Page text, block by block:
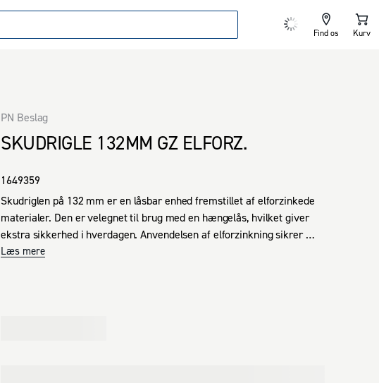
Find os Kurv
SKUDRIGLE 132MM GZ ELFORZ.
PN Beslag
1649359
Skudriglen på 132 mm er en låsbar enhed fremstillet af elforzinkede
materialer. Den er velegnet til brug med en hængelås, hvilket giver
ekstra sikkerhed i hverdagen. Anvendelsen af elforzinkning sikrer
holdbarhed og modstandsdygtighed mod korrosion. Den egner sig til
Læs mere